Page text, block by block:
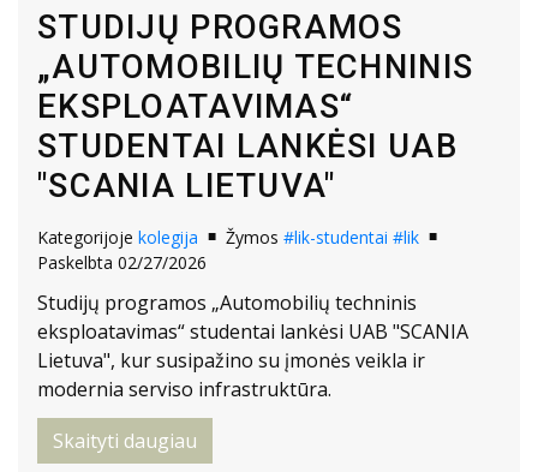
STUDIJŲ PROGRAMOS
„AUTOMOBILIŲ TECHNINIS
EKSPLOATAVIMAS“
STUDENTAI LANKĖSI UAB
"SCANIA LIETUVA"
Kategorijoje kolegija Žymos #lik-studentai #lik
Paskelbta 02/27/2026
Studijų programos „Automobilių techninis
eksploatavimas“ studentai lankėsi UAB "SCANIA
Lietuva", kur susipažino su įmonės veikla ir
modernia serviso infrastruktūra.
Skaityti daugiau